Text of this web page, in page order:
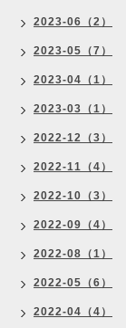
2023-06（2）
2023-05（7）
2023-04（1）
2023-03（1）
2022-12（3）
2022-11（4）
2022-10（3）
2022-09（4）
2022-08（1）
2022-05（6）
2022-04（4）